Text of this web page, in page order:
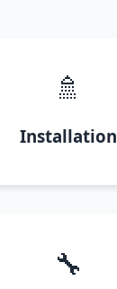
🚿
Installation
🔧